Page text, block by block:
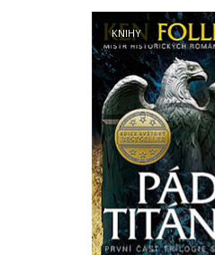
KNIHY
Open post